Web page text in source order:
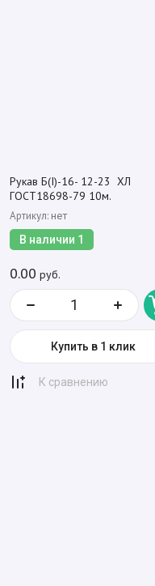
Рукав Б(I)-16- 12-23 ХЛ
ГОСТ18698-79 10м.
Артикул: нет
В наличии 1
0.00 руб.
Купить в 1 клик
К сравнению